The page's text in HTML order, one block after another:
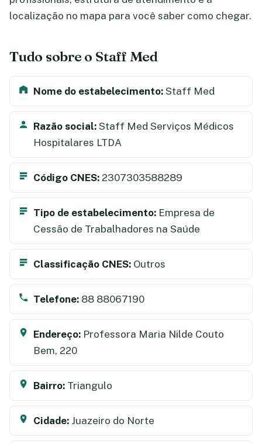
localização no mapa para você saber como chegar.
Tudo sobre o Staff Med
Nome do estabelecimento: Staff Med
Razão social: Staff Med Serviços Médicos
Hospitalares LTDA
Código CNES: 2307303588289
Tipo de estabelecimento: Empresa de
Cessão de Trabalhadores na Saúde
Classificação CNES: Outros
Telefone: 88 88067190
Endereço: Professora Maria Nilde Couto
Bem, 220
Bairro: Triangulo
Cidade: Juazeiro do Norte